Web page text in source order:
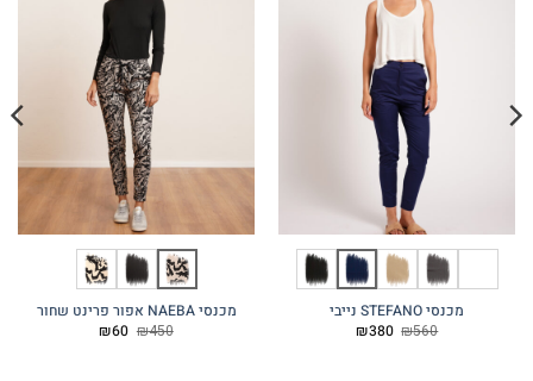
מכנסי STEFANO נייבי
₪560 המחיר
המקורי
₪380 המחיר
מכנסי NAEBA אפור פרינט שחור
₪450 המחיר
₪60 המחיר